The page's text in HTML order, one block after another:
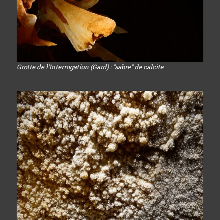
Grotte de l'Interrogation (Gard) : "sabre" de calcite